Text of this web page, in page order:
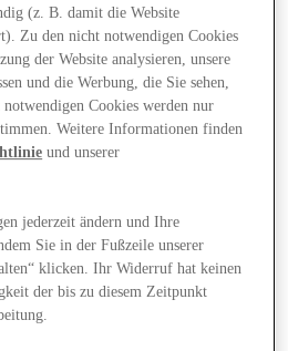
(z. B. damit die Website
Zu den nicht notwendigen Cookies
der Website analysieren, unsere
und die Werbung, die Sie sehen,
Cookies werden nur
Weitere Informationen finden
und unserer
jederzeit ändern und Ihre
Sie in der Fußzeile unserer
klicken. Ihr Widerruf hat keinen
der bis zu diesem Zeitpunkt